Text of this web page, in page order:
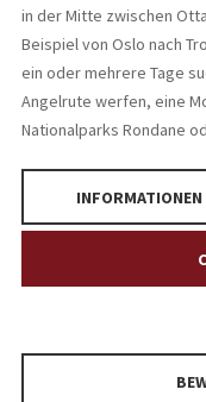
in der Mitte zwischen
Beispiel von Oslo nach
ein oder mehrere Tage
Angelrute werfen, eine
Nationalparks Rondane